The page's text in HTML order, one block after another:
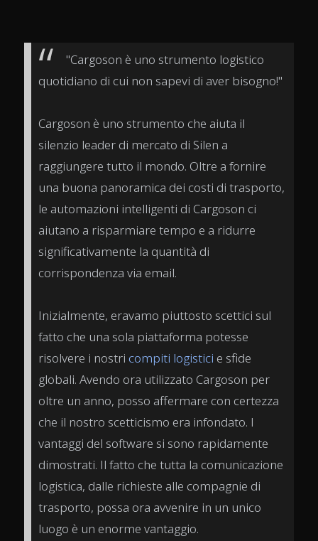
"Cargoson è uno strumento logistico
quotidiano di cui non sapevi di aver bisogno!"
Cargoson è uno strumento che aiuta il
silenzio leader di mercato di Silen a
raggiungere tutto il mondo. Oltre a fornire
una buona panoramica dei costi di trasporto,
le automazioni intelligenti di Cargoson ci
aiutano a risparmiare tempo e a ridurre
significativamente la quantità di
corrispondenza via email.
Inizialmente, eravamo piuttosto scettici sul
fatto che una sola piattaforma potesse
risolvere i nostri compiti logistici e sfide
globali. Avendo ora utilizzato Cargoson per
oltre un anno, posso affermare con certezza
che il nostro scetticismo era infondato. I
vantaggi del software si sono rapidamente
dimostrati. Il fatto che tutta la comunicazione
logistica, dalle richieste alle compagnie di
trasporto, possa ora avvenire in un unico
luogo è un enorme vantaggio.